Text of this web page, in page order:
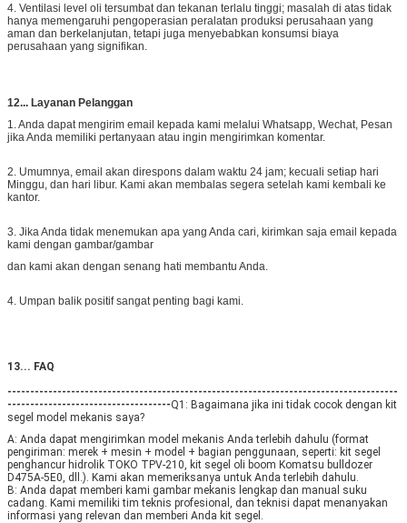
4. Ventilasi level oli tersumbat dan tekanan terlalu tinggi; masalah di atas tidak
hanya memengaruhi pengoperasian peralatan produksi perusahaan yang
aman dan berkelanjutan, tetapi juga menyebabkan konsumsi biaya
perusahaan yang signifikan.
12... Layanan Pelanggan
1. Anda dapat mengirim email kepada kami melalui Whatsapp, Wechat, Pesan
jika Anda memiliki pertanyaan atau ingin mengirimkan komentar.
2. Umumnya, email akan direspons dalam waktu 24 jam; kecuali setiap hari
Minggu, dan hari libur. Kami akan membalas segera setelah kami kembali ke
kantor.
3. Jika Anda tidak menemukan apa yang Anda cari, kirimkan saja email kepada
kami dengan gambar/gambar
dan kami akan dengan senang hati membantu Anda.
4. Umpan balik positif sangat penting bagi kami.
13... FAQ
--------------------------------------------------------------------------------------
------------------------------------Q1: Bagaimana jika ini tidak cocok dengan kit
segel model mekanis saya?
A: Anda dapat mengirimkan model mekanis Anda terlebih dahulu (format
pengiriman: merek + mesin + model + bagian penggunaan, seperti: kit segel
penghancur hidrolik TOKO TPV-210, kit segel oli boom Komatsu bulldozer
D475A-5E0, dll.). Kami akan memeriksanya untuk Anda terlebih dahulu.
B: Anda dapat memberi kami gambar mekanis lengkap dan manual suku
cadang. Kami memiliki tim teknis profesional, dan teknisi dapat menanyakan
informasi yang relevan dan memberi Anda kit segel.